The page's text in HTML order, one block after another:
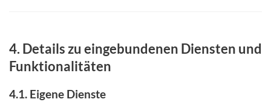
4. Details zu eingebundenen Diensten und
Funktionalitäten
4.1. Eigene Dienste